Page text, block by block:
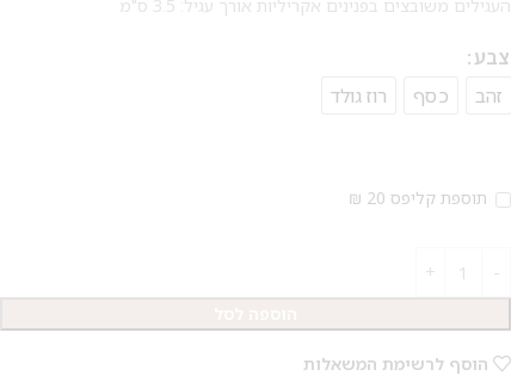
העגילים משובצים בפנינים אקריליות אורך עגיל: 3.5 ס"מ
צבע
זהב
כסף רוז גולד
תוספת קליפס 20 ₪
הוסף לרשימת המשאלות